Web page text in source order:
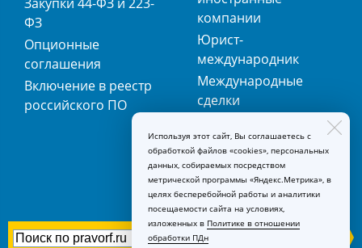
ФЗ
Опционные
соглашения
Включение в реестр
российского ПО
компании
Юрист-
международник
Международные
сделки
регистрация
товарных знаков
Используя этот сайт, Вы соглашаетесь с
обработкой файлов «cookies», персональных
данных, собираемых посредством
метрической программы «Яндекс.Метрика», в
целях бесперебойной работы и аналитики
посещаемости сайта на условиях,
изложенных в Политике в отношении
обработки ПДн